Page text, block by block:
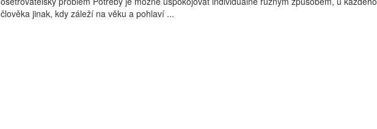
člověka jinak, kdy záleží na věku a pohlaví ...